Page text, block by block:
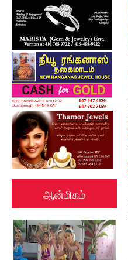
ஆன்மிகம்